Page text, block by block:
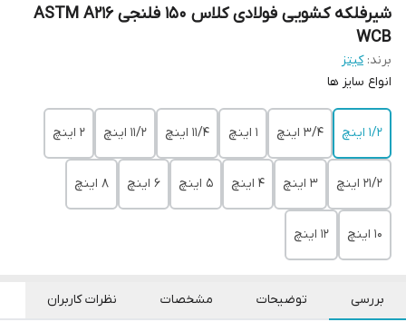
شیرفلکه کشویی فولادی کلاس 150 فلنجی ASTM A216
WCB
برند: کیتز
‌انواع سایز ها
۱/۲ اینچ ۳/۴ اینچ ۱ اینچ ۱۱/۴ اینچ ۱۱/۲ اینچ ۲ اینچ
۲۱/۲ اینچ ۳ اینچ ۴ اینچ ۵ اینچ ۶ اینچ ۸ اینچ
۱۰ اینچ 12 اینچ
بررسی توضیحات مشخصات نظرات کاربران